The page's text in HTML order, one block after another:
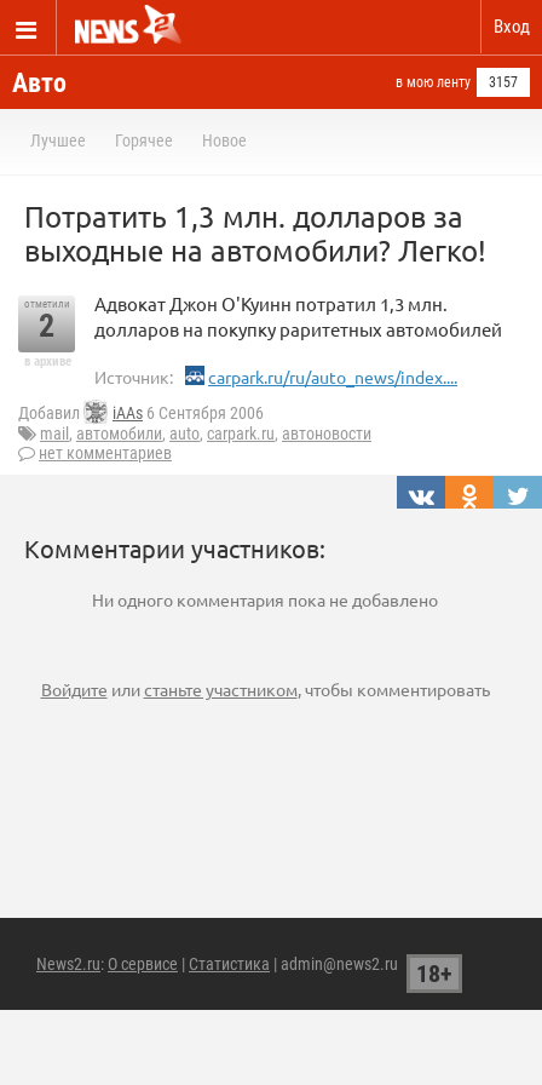
Вход
Авто в мою ленту 3157
Лучшее Горячее Новое
Потратить 1,3 млн. долларов за
выходные на автомобили? Легко!
отметили
2
в архиве
Адвокат Джон О'Куинн потратил 1,3 млн.
долларов на покупку раритетных автомобилей
Источник: carpark.ru/ru/auto_news/index....
Добавил iAAs 6 Сентября 2006
mail , автомобили, auto, carpark.ru, автоновости
нет комментариев
Комментарии участников:
Ни одного комментария пока не добавлено
Войдите илистаньте участником, чтобы комментировать
News2.ru: О сервисе | Статистика | admin@news2.ru 18+